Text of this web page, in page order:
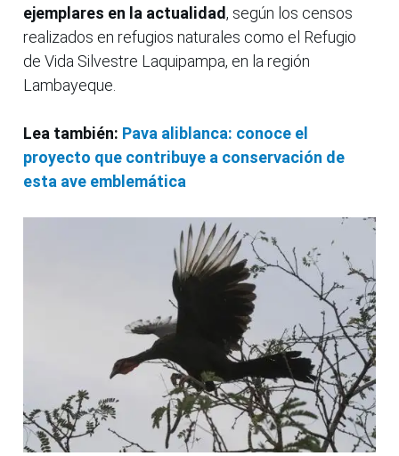
ejemplares en la actualidad, según los censos
realizados en refugios naturales como el Refugio
de Vida Silvestre Laquipampa, en la región
Lambayeque.
Lea también: Pava aliblanca: conoce el
proyecto que contribuye a conservación de
esta ave emblemática